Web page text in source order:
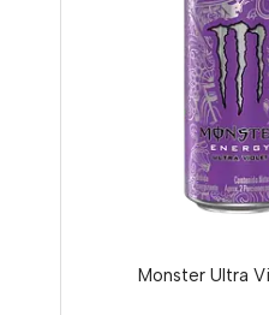
Monster Ultra